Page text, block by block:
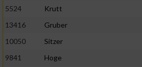
5524
Krutt
13416
Gruber
10050
Sitzer
9841
Hoge